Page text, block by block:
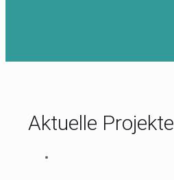
Aktuelle Projekte